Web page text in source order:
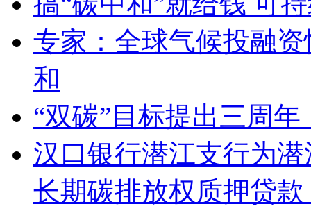
专家：全球气候投融
和
“双碳”目标提出三周
汉口银行潜江支行为
长期碳排放权质押贷